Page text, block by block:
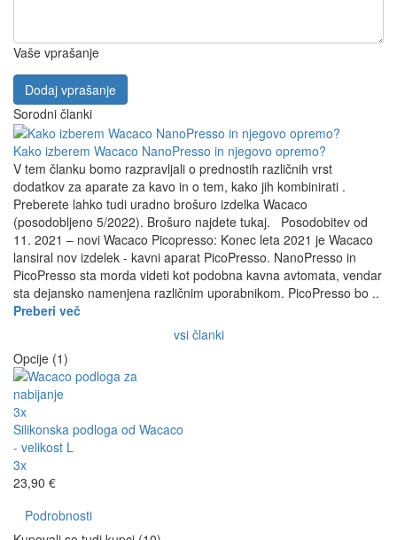
Vaše vprašanje
Dodaj vprašanje
Sorodni članki
Kako izberem Wacaco NanoPresso in njegovo opremo?
V tem članku bomo razpravljali o prednostih različnih vrst
dodatkov za aparate za kavo in o tem, kako jih kombinirati .
Preberete lahko tudi uradno brošuro izdelka Wacaco
(posodobljeno 5/2022). Brošuro najdete tukaj. Posodobitev od
11. 2021 – novi Wacaco Picopresso: Konec leta 2021 je Wacaco
lansiral nov izdelek - kavni aparat PicoPresso. NanoPresso in
PicoPresso sta morda videti kot podobna kavna avtomata, vendar
sta dejansko namenjena različnim uporabnikom. PicoPresso bo ..
Preberi več
vsi članki
Opcije (1)
3x
Silikonska podloga od Wacaco
- velikost L
3x
23,90 €
Podrobnosti